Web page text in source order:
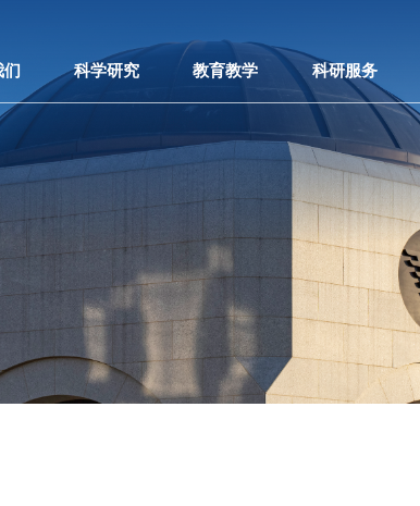
们 科学研究 教育教学 科研服务